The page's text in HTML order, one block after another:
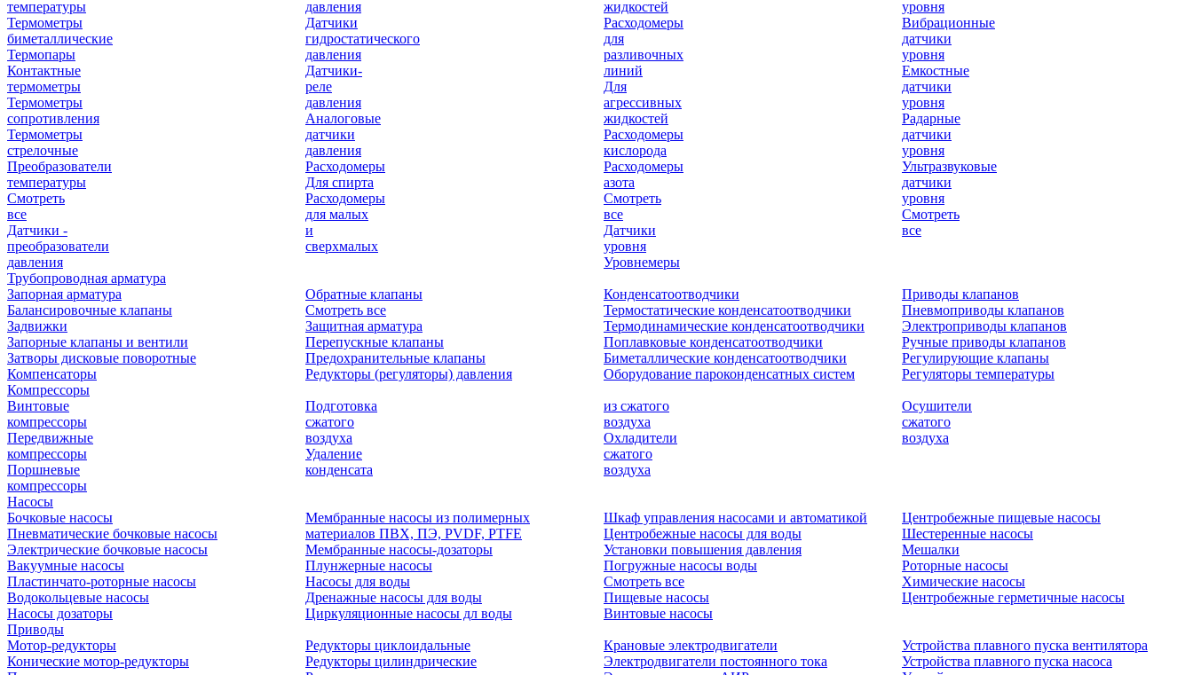
температуры
Термометры
биметаллические
Термопары
Контактные
термометры
Термометры
сопротивления
Термометры
стрелочные
Преобразователи
температуры
Смотреть
все
Датчики -
преобразователи
давления
давления
Датчики
гидростатического
давления
Датчики-
реле
давления
Аналоговые
датчики
давления
Расходомеры
Для спирта
Расходомеры
для малых
и
сверхмалых
жидкостей
Расходомеры
для
разливочных
линий
Для
агрессивных
жидкостей
Расходомеры
кислорода
Расходомеры
азота
Смотреть
все
Датчики
уровня
Уровнемеры
уровня
Вибрационные
датчики
уровня
Емкостные
датчики
уровня
Радарные
датчики
уровня
Ультразвуковые
датчики
уровня
Смотреть
все
Трубопроводная арматура
Запорная арматура
Балансировочные клапаны
Задвижки
Запорные клапаны и вентили
Затворы дисковые поворотные
Компенсаторы
Обратные клапаны
Смотреть все
Защитная арматура
Перепускные клапаны
Предохранительные клапаны
Редукторы (регуляторы) давления
Конденсатоотводчики
Термостатические конденсатоотводчики
Термодинамические конденсатоотводчики
Поплавковые конденсатоотводчики
Биметаллические конденсатоотводчики
Оборудование пароконденсатных систем
Приводы клапанов
Пневмоприводы клапанов
Электроприводы клапанов
Ручные приводы клапанов
Регулирующие клапаны
Регуляторы температуры
Компрессоры
Винтовые
компрессоры
Передвижные
компрессоры
Поршневые
компрессоры
Подготовка
сжатого
воздуха
Удаление
конденсата
из сжатого
воздуха
Охладители
сжатого
воздуха
Осушители
сжатого
воздуха
Насосы
Бочковые насосы
Пневматические бочковые насосы
Электрические бочковые насосы
Вакуумные насосы
Пластинчато-роторные насосы
Водокольцевые насосы
Насосы дозаторы
Мембранные насосы из полимерных
материалов ПВХ, ПЭ, PVDF, PTFE
Мембранные насосы-дозаторы
Плунжерные насосы
Насосы для воды
Дренажные насосы для воды
Циркуляционные насосы дл воды
Шкаф управления насосами и автоматикой
Центробежные насосы для воды
Установки повышения давления
Погружные насосы воды
Смотреть все
Пищевые насосы
Винтовые насосы
Центробежные пищевые насосы
Шестеренные насосы
Мешалки
Роторные насосы
Химические насосы
Центробежные герметичные насосы
Приводы
Мотор-редукторы
Конические мотор-редукторы
Редукторы циклоидальные
Редукторы цилиндрические
Крановые электродвигатели
Электродвигатели постоянного тока
Устройства плавного пуска вентилятора
Устройства плавного пуска насоса